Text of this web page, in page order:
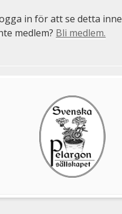
in för att se detta
medlem? Bli medlem.